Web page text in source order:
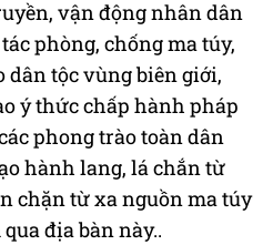
vận động nhân dân
phòng, chống ma túy,
dân tộc vùng biên giới,
ý thức chấp hành pháp
phong trào toàn dân
hành lang, lá chắn từ
chặn từ xa nguồn ma túy
địa bàn này..